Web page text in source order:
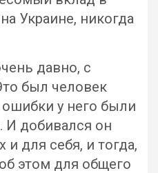
Украине, никогда
давно, с
был человек
у него были
И добивался он
и для себя, и тогда,
этом для общего